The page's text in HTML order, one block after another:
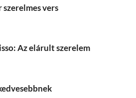
szerelmes vers
Az elárult szerelem